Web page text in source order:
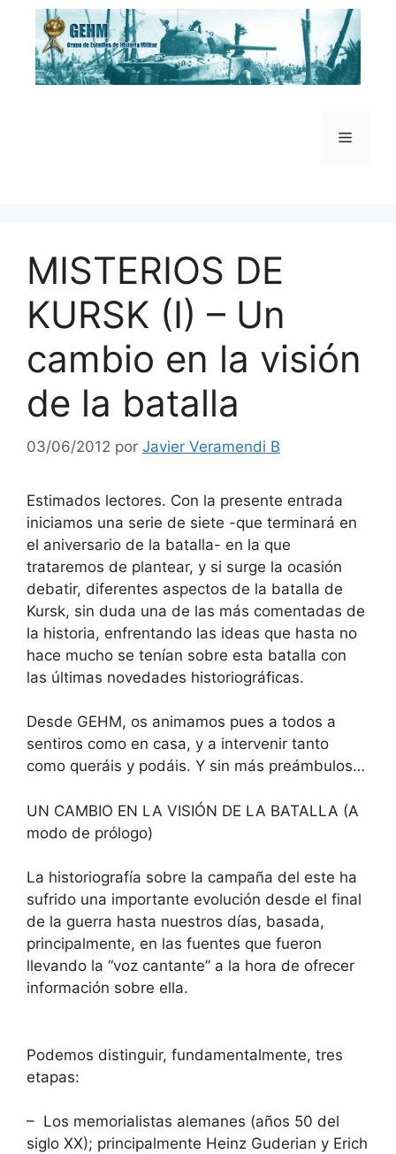
Saltar
contenido
Menú
MISTERIOS DE
KURSK (I) – Un
cambio en la visión
de la batalla
03/06/2012 por Javier Veramendi B
Estimados lectores. Con la presente entrada
iniciamos una serie de siete -que terminará en
el aniversario de la batalla- en la que
trataremos de plantear, y si surge la ocasión
debatir, diferentes aspectos de la batalla de
Kursk, sin duda una de las más comentadas de
la historia, enfrentando las ideas que hasta no
hace mucho se tenían sobre esta batalla con
las últimas novedades historiográficas.
Desde GEHM, os animamos pues a todos a
sentiros como en casa, y a intervenir tanto
como queráis y podáis. Y sin más preámbulos…
UN CAMBIO EN LA VISIÓN DE LA BATALLA (A
modo de prólogo)
La historiografía sobre la campaña del este ha
sufrido una importante evolución desde el final
de la guerra hasta nuestros días, basada,
principalmente, en las fuentes que fueron
llevando la “voz cantante” a la hora de ofrecer
información sobre ella.
Podemos distinguir, fundamentalmente, tres
etapas:
– Los memorialistas alemanes (años 50 del
siglo XX); principalmente Heinz Guderian y Erich